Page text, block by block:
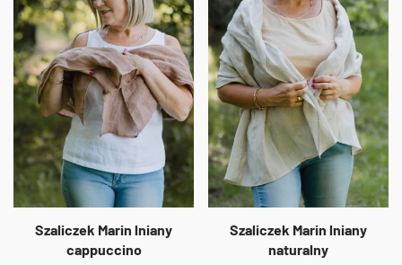
Szaliczek Marin lniany
cappuccino
Szaliczek Marin lniany
naturalny